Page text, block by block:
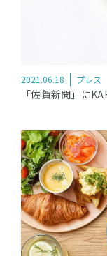
2021.06.18 プレス
「佐賀新聞」に